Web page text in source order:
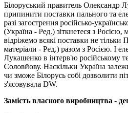
Білоруський правитель Олександр
припинити поставки пального та
разі загострення російсько-
(Україна - Ред.) зіткнетеся з
відріжемо всякі поставки не
матеріали - Ред.) разом з Росією. І
Лукашенко в інтерв'ю російському
Соловйову. Наскільки Україна
чи зможе Білорусь собі дозволити
з'ясовувала DW.
Замість власного виробництва -